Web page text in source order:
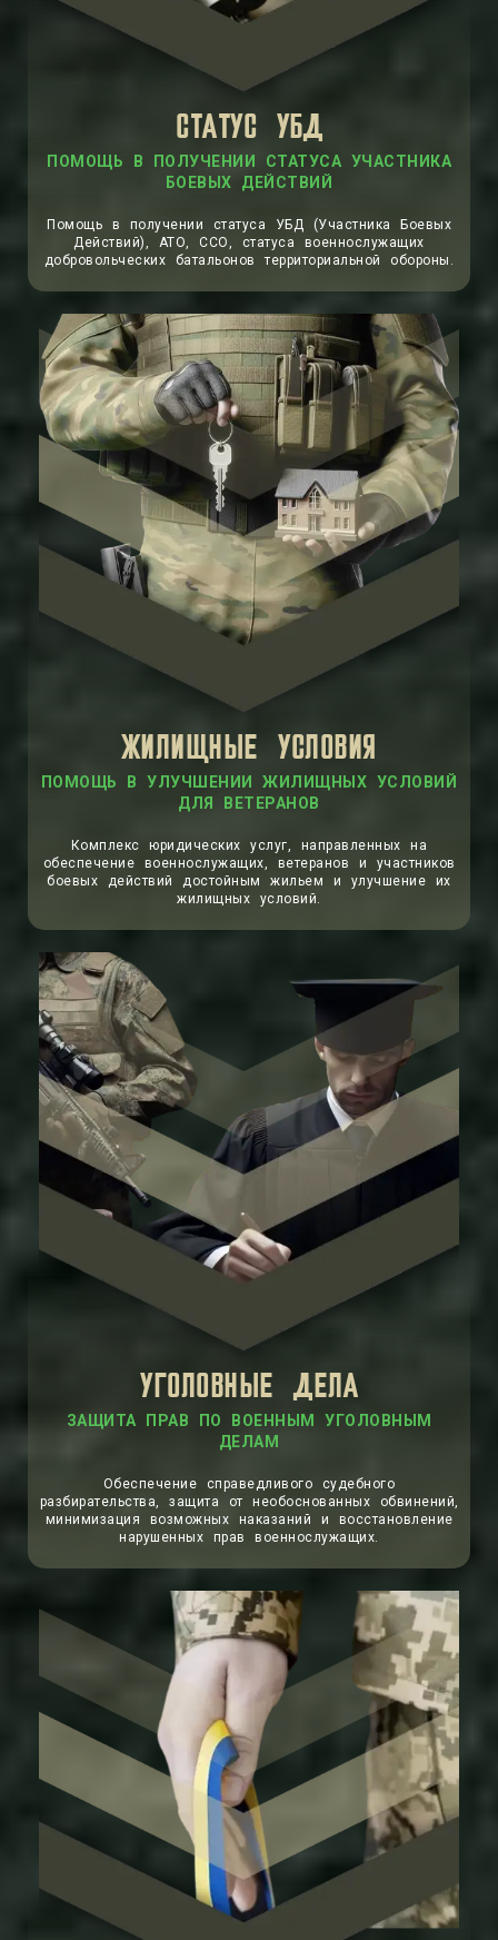
СТАТУС УБД
ПОМОЩЬ В ПОЛУЧЕНИИ СТАТУСА УЧАСТНИКА
БОЕВЫХ ДЕЙСТВИЙ
Помощь в получении статуса УБД (Участника Боевых
Действий), АТО, ССО, статуса военнослужащих
добровольческих батальонов территориальной обороны.
ЖИЛИЩНЫЕ УСЛОВИЯ
ПОМОЩЬ В УЛУЧШЕНИИ ЖИЛИЩНЫХ УСЛОВИЙ
ДЛЯ ВЕТЕРАНОВ
Комплекс юридических услуг, направленных на
обеспечение военнослужащих, ветеранов и участников
боевых действий достойным жильем и улучшение их
жилищных условий.
УГОЛОВНЫЕ ДЕЛА
ЗАЩИТА ПРАВ ПО ВОЕННЫМ УГОЛОВНЫМ
ДЕЛАМ
Обеспечение справедливого судебного
разбирательства, защита от необоснованных обвинений,
минимизация возможных наказаний и восстановление
нарушенных прав военнослужащих.